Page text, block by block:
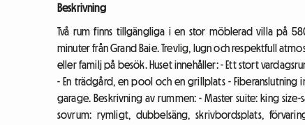
Beskrivning
Två rum finns tillgängliga i en stor möblerad villa på
minuter från Grand Baie. Trevlig, lugn och respektfull
eller familj på besök. Huset innehåller: - Ett stort
- En trädgård, en pool och en grillplats -
garage. Beskrivning av rummen: - Master suite: king
sovrum: rymligt, dubbelsäng, skrivbordsplats,